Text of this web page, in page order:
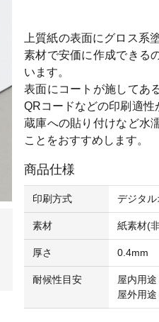
上質紙の表面にグロス系
素材で安価に作成できる
います。
表面にコートが施してあ
QRコードなどの印刷適
蔵庫への貼り付けなど水
ことをおすすめします。
商品仕様
印刷方式 デジタル
素材 紙素材(
厚さ 0.4mm
耐候性目安
屋内用
屋外用